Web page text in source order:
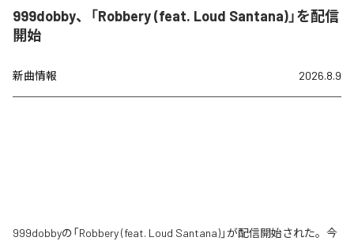
999dobby、「Robbery (feat. Loud Santana)」を配信
開始
新曲情報 2026.8.9
999dobbyの「Robbery (feat. Loud Santana)」が配信開始された。今